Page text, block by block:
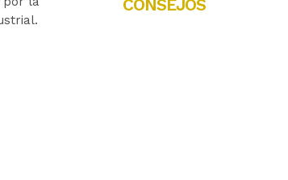
CONSEJOS